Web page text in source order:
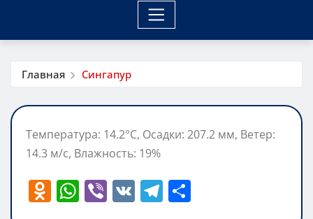
Главная Сингапур
Температура: 14.2°C, Осадки: 207.2 мм, Ветер:
14.3 м/с, Влажность: 19%
O W Vi V T